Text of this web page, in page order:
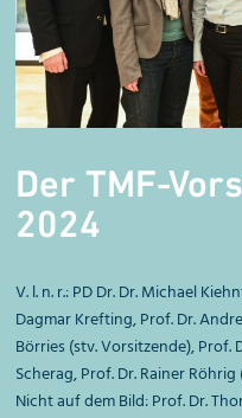
Der TMF-
2024
V. l. n. r.: PD Dr. Dr. Michael
Dagmar Krefting, Prof. Dr.
Börries (stv. Vorsitzende),
Scherag, Prof. Dr. Rainer
Nicht auf dem Bild: Prof. Dr.